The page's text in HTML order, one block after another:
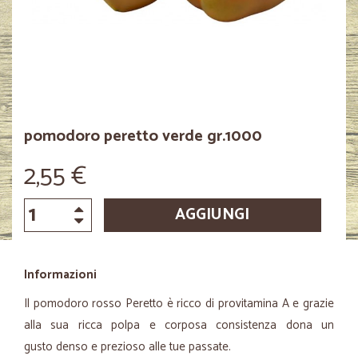
pomodoro peretto verde gr.1000
2,55 €
AGGIUNGI
Informazioni
Il pomodoro rosso Peretto è ricco di provitamina A e grazie
alla sua ricca polpa e corposa consistenza dona un
gusto denso e prezioso alle tue passate.